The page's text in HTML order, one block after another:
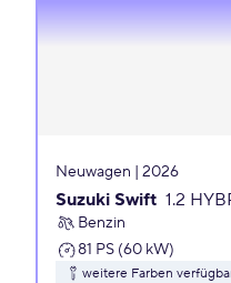
Neuwagen | 2026
Suzuki Swift 1.2
Benzin
81 PS (60 kW)
weitere Farben